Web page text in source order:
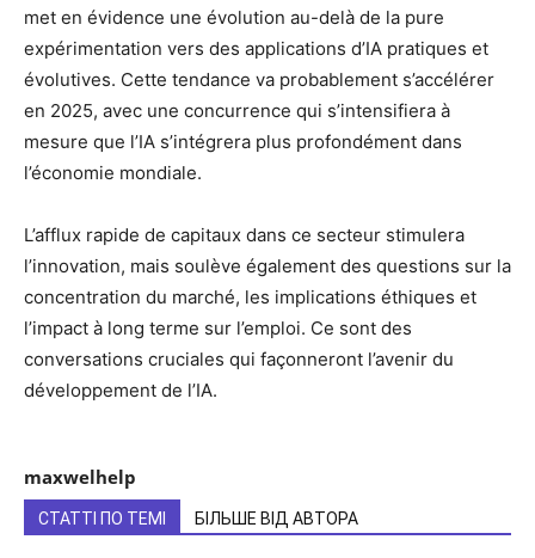
met en évidence une évolution au-delà de la pure
expérimentation vers des applications d’IA pratiques et
évolutives. Cette tendance va probablement s’accélérer
en 2025, avec une concurrence qui s’intensifiera à
mesure que l’IA s’intégrera plus profondément dans
l’économie mondiale.
L’afflux rapide de capitaux dans ce secteur stimulera
l’innovation, mais soulève également des questions sur la
concentration du marché, les implications éthiques et
l’impact à long terme sur l’emploi. Ce sont des
conversations cruciales qui façonneront l’avenir du
développement de l’IA.
maxwelhelp
СТАТТІ ПО ТЕМІ БІЛЬШЕ ВІД АВТОРА